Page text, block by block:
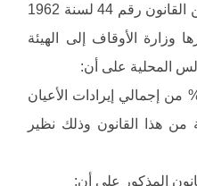
الإدارة. حيث تنص المادة 11 من القانون رقم 44 لسنة 1962
وزارة الأوقاف إلى الهيئة
المحلية على أن:
المجالس المحلية 10% من إجمالي إيرادات الأعيان
من هذا القانون وذلك نظير